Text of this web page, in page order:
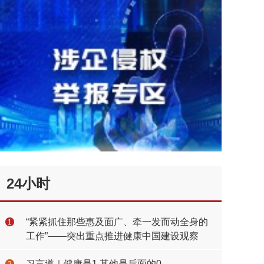
24小时
1
“紧紧抓住那些惠及面广、牵一发而动全身的
工作”——突出重点推进健康中国建设观察